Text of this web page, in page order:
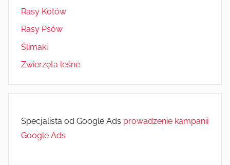
Rasy Kotów
Rasy Psów
Ślimaki
Zwierzęta leśne
Specjalista od Google Ads prowadzenie kampanii
Google Ads